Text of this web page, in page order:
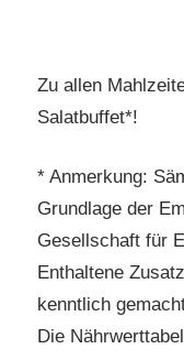
Zu allen
Salatbuffet*!
* Anmerkung:
Grundlage der
Gesellschaft für
Enthaltene
kenntlich
Die